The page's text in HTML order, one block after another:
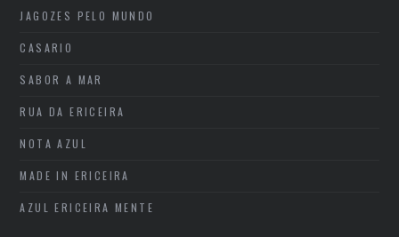
JAGOZES PELO MUNDO
CASARIO
SABOR A MAR
RUA DA ERICEIRA
NOTA AZUL
MADE IN ERICEIRA
AZUL ERICEIRA MENTE